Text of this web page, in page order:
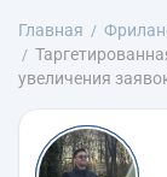
Главная
увеличения